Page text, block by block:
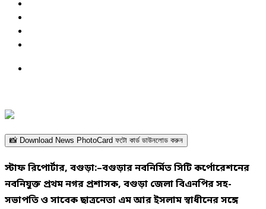
📸 Download News PhotoCard ফটো কার্ড ডাউনলোড করুন
স্টাফ রিপোর্টার, বগুড়া:–বগুড়ার নবনির্মিত সিটি কর্পোরেশনের
নবনিযুক্ত প্রথম নগর প্রশাসক, বগুড়া জেলা বিএনপির সহ-
সভাপতি ও সাবেক ছাত্রনেতা এম আর ইসলাম স্বাধীনের সঙ্গে